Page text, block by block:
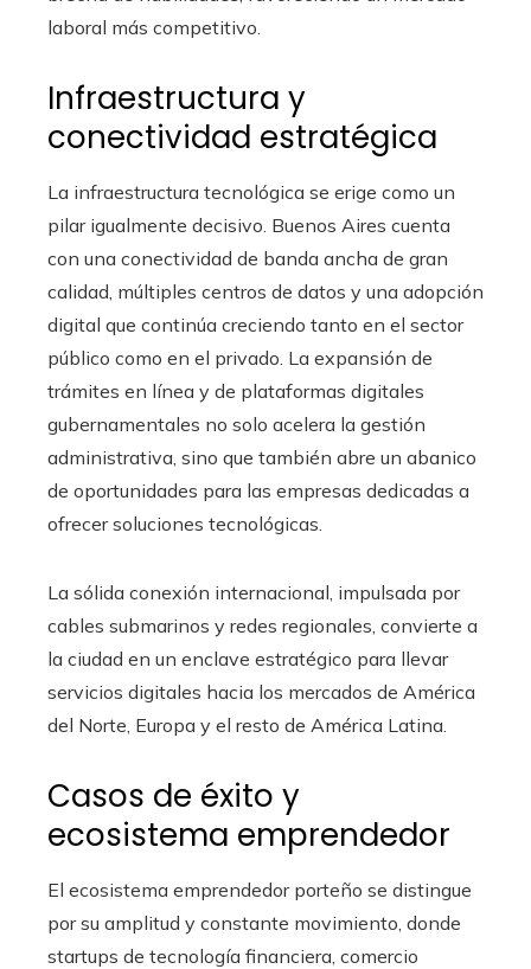
laboral más competitivo.
Infraestructura y
conectividad estratégica
La infraestructura tecnológica se erige como un
pilar igualmente decisivo. Buenos Aires cuenta
con una conectividad de banda ancha de gran
calidad, múltiples centros de datos y una adopción
digital que continúa creciendo tanto en el sector
público como en el privado. La expansión de
trámites en línea y de plataformas digitales
gubernamentales no solo acelera la gestión
administrativa, sino que también abre un abanico
de oportunidades para las empresas dedicadas a
ofrecer soluciones tecnológicas.
La sólida conexión internacional, impulsada por
cables submarinos y redes regionales, convierte a
la ciudad en un enclave estratégico para llevar
servicios digitales hacia los mercados de América
del Norte, Europa y el resto de América Latina.
Casos de éxito y
ecosistema emprendedor
El ecosistema emprendedor porteño se distingue
por su amplitud y constante movimiento, donde
startups de tecnología financiera, comercio